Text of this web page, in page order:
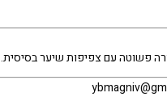
פשוטה עם צפיפות שיער בסיסית.